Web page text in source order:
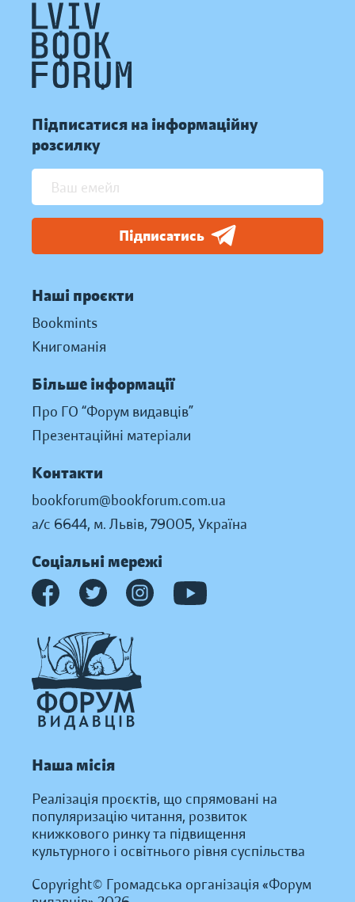
Підписатися на інформаційну
розсилку
Підписатись
Наші проєкти
Bookmints
Книгоманія
Більше інформації
Про ГО “Форум видавців”
Презентаційні матеріали
Контакти
bookforum@bookforum.com.ua
а/с 6644, м. Львів, 79005, Україна
Соціальні мережі
Наша місія
Реалізація проєктів, що спрямовані на
популяризацію читання, розвиток
книжкового ринку та підвищення
культурного і освітнього рівня суспільства
Copyright© Громадська організація «Форум